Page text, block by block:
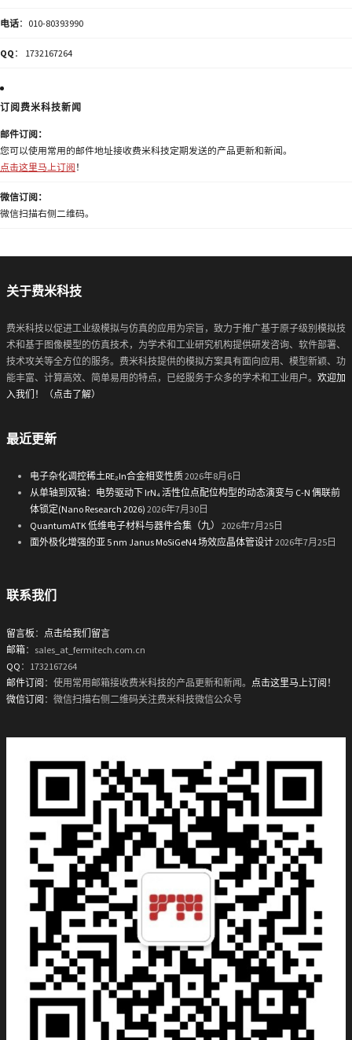
电话：010-80393990
QQ ： 1732167264
订阅费米科技新闻
邮件订阅：
您可以使用常用的邮件地址接收费米科技定期发送的产品更新和新闻。
点击这里马上订阅 ！
微信订阅：
微信扫描右侧二维码。
关于费米科技
费米科技以促进工业级模拟与仿真的应用为宗旨，致力于推广基于原子级别模拟技
术和基于图像模型的仿真技术，为学术和工业研究机构提供研发咨询、软件部署、
技术攻关等全方位的服务。费米科技提供的模拟方案具有面向应用、模型新颖、功
能丰富、计算高效、简单易用的特点，已经服务于众多的学术和工业用户。 欢迎加
入我们！（点击了解）
最近更新
电子杂化调控稀土RE₂In合金相变性质2026年8月6日
从单轴到双轴：电势驱动下 IrN₄ 活性位点配位构型的动态演变与 C-N 偶联前
体锁定(Nano Research 2026) 2026年7月30日
QuantumATK 低维电子材料与器件合集（九）
2026年7月25日
面外极化增强的亚 5 nm Janus MoSiGeN4 场效应晶体管设计2026年7月25日
联系我们
留言板 ： 点击给我们留言
邮箱：sales_at_fermitech.com.cn
QQ ：1732167264
邮件订阅 ：使用常用邮箱接收费米科技的产品更新和新闻。 点击这里马上订阅！
微信订阅 ：微信扫描右侧二维码关注费米科技微信公众号